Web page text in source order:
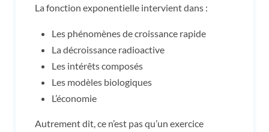
La fonction exponentielle intervient dans :
Les phénomènes de croissance rapide
La décroissance radioactive
Les intérêts composés
Les modèles biologiques
L’économie
Autrement dit, ce n’est pas qu’un exercice